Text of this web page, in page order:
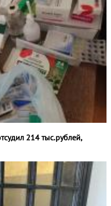
214 тыс.рублей,